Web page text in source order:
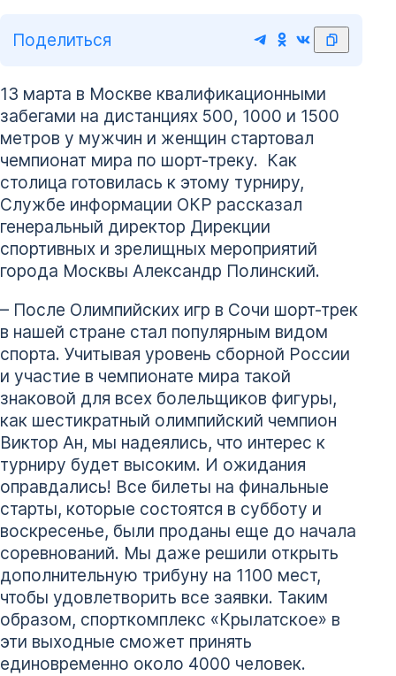
Поделиться
13 марта в Москве квалификационными
забегами на дистанциях 500, 1000 и 1500
метров у мужчин и женщин стартовал
чемпионат мира по шорт-треку. Как
столица готовилась к этому турниру,
Службе информации ОКР рассказал
генеральный директор Дирекции
спортивных и зрелищных мероприятий
города Москвы Александр Полинский.
– После Олимпийских игр в Сочи шорт-трек
в нашей стране стал популярным видом
спорта. Учитывая уровень сборной России
и участие в чемпионате мира такой
знаковой для всех болельщиков фигуры,
как шестикратный олимпийский чемпион
Виктор Ан, мы надеялись, что интерес к
турниру будет высоким. И ожидания
оправдались! Все билеты на финальные
старты, которые состоятся в субботу и
воскресенье, были проданы еще до начала
соревнований. Мы даже решили открыть
дополнительную трибуну на 1100 мест,
чтобы удовлетворить все заявки. Таким
образом, спорткомплекс «Крылатское» в
эти выходные сможет принять
единовременно около 4000 человек.